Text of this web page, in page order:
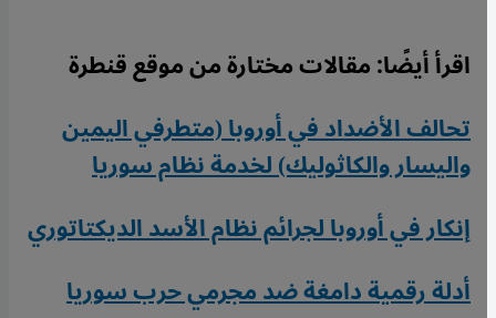
اقرأ أيضًا: مقالات مختارة من موقع قنطرة
تحالف الأضداد في أوروبا (متطرفي اليمين
واليسار والكاثوليك) لخدمة نظام سوريا
إنكار في أوروبا لجرائم نظام الأسد الديكتاتوري
أدلة رقمية دامغة ضد مجرمي حرب سوريا